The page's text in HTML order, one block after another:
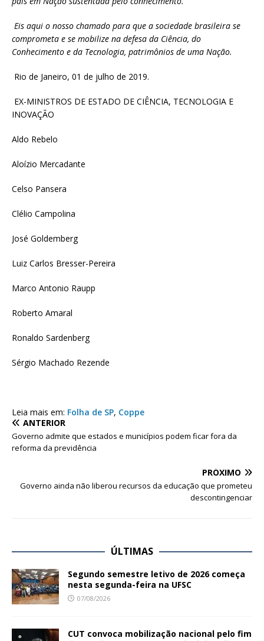
Eis aqui o nosso chamado para que a sociedade brasileira se
comprometa e se mobilize na defesa da Ciência, do
Conhecimento e da Tecnologia, patrimônios de uma Nação.
Rio de Janeiro, 01 de julho de 2019.
EX-MINISTROS DE ESTADO DE CIÊNCIA, TECNOLOGIA E
INOVAÇÃO
Aldo Rebelo
Aloízio Mercadante
Celso Pansera
Clélio Campolina
José Goldemberg
Luiz Carlos Bresser-Pereira
Marco Antonio Raupp
Roberto Amaral
Ronaldo Sardenberg
Sérgio Machado Rezende
Leia mais em: Folha de SP, Coppe
ANTERIOR
Governo admite que estados e municípios podem ficar fora da
reforma da previdência
PRÓXIMO
Governo ainda não liberou recursos da educação que prometeu
descontingenciar
ÚLTIMAS
Segundo semestre letivo de 2026 começa
nesta segunda-feira na UFSC
07/08/2026
CUT convoca mobilização nacional pelo fim